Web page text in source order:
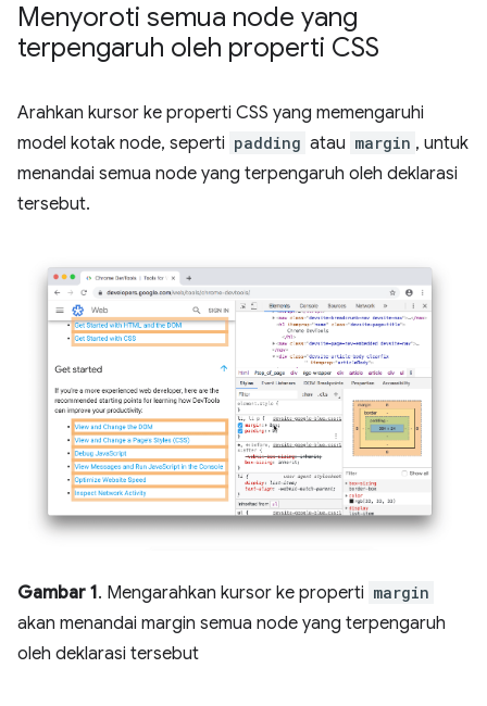
Menyoroti semua node yang
terpengaruh oleh properti CSS
Arahkan kursor ke properti CSS yang memengaruhi
model kotak node, seperti padding atau margin , untuk
menandai semua node yang terpengaruh oleh deklarasi
tersebut.
Gambar 1. Mengarahkan kursor ke properti margin
akan menandai margin semua node yang terpengaruh
oleh deklarasi tersebut